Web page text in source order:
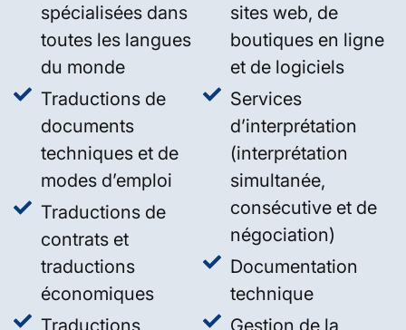
spécialisées dans
toutes les langues
du monde
Traductions de
documents
techniques et de
modes d’emploi
Traductions de
contrats et
traductions
économiques
Traductions
sites web, de
boutiques en ligne
et de logiciels
Services
d’interprétation
(interprétation
simultanée,
consécutive et de
négociation)
Documentation
technique
Gestion de la